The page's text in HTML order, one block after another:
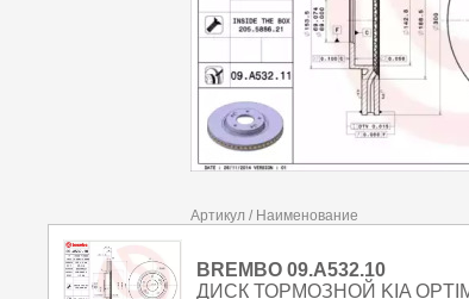
Артикул / Наименование
BREMBO 09.A532.10
ДИСК ТОРМОЗНОЙ KIA